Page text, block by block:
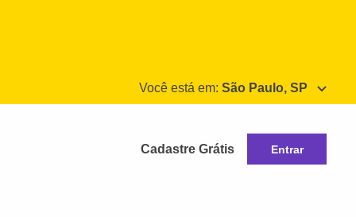
Você está em: São Paulo, SP
Cadastre Grátis Entrar